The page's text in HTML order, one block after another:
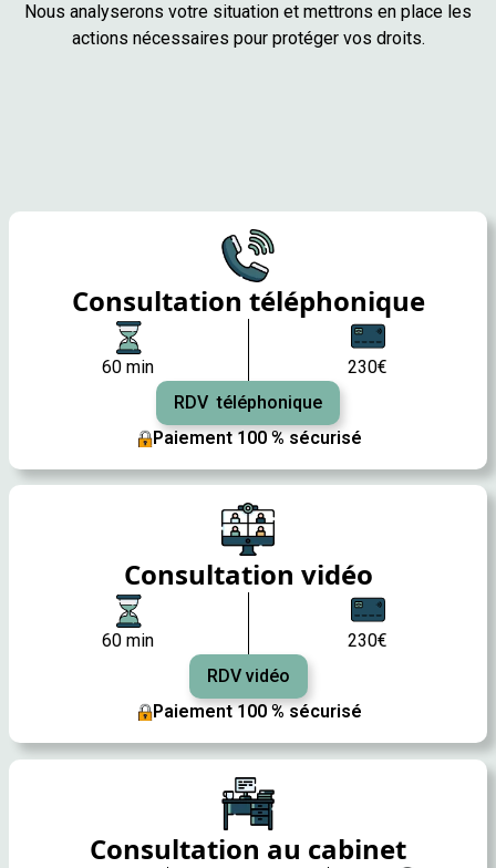
Nous analyserons votre situation et mettrons en place les
actions nécessaires pour protéger vos droits.
Consultation téléphonique
60 min
230€
RDV téléphonique
Paiement 100 % sécurisé
Consultation vidéo
60 min
230€
RDV vidéo
Paiement 100 % sécurisé
Consultation au cabinet